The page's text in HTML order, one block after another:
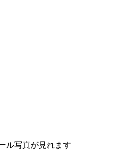
ル写真が見れます